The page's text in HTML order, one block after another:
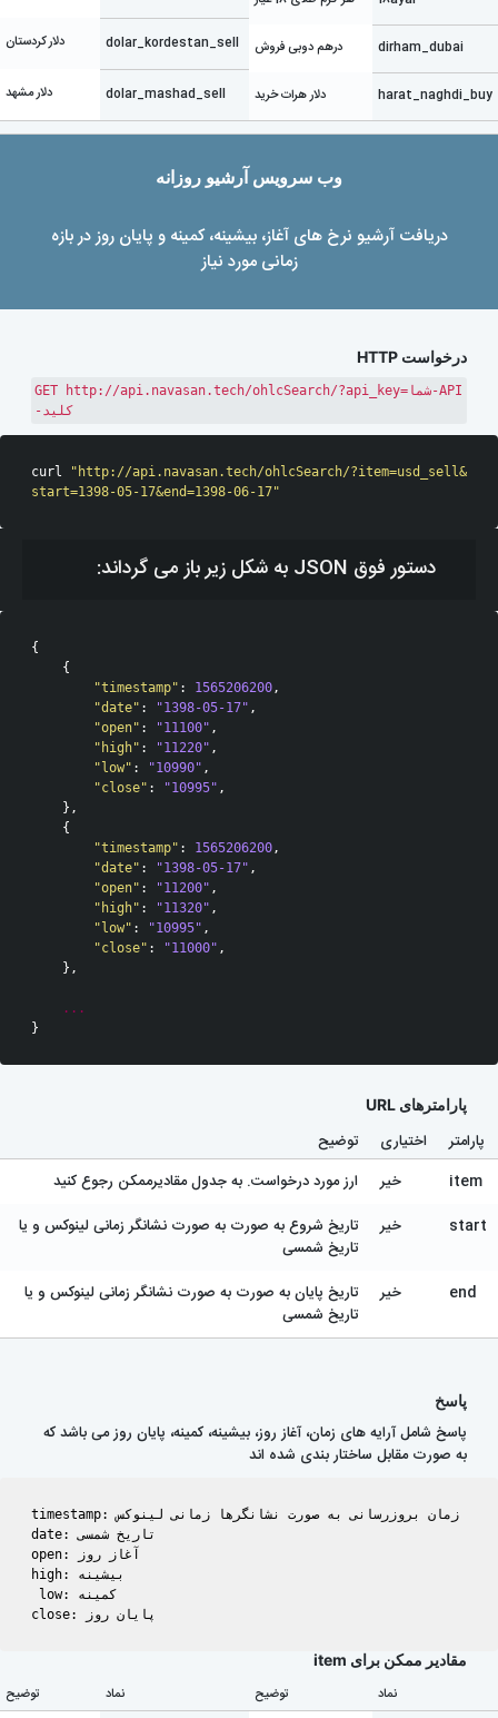
dirham_dubai درهم دوبی فروش
harat_naghdi_buy دلار هرات خرید
dolar_kordestan_sell دلار کردستان
dolar_mashad_sell دلار مشهد
وب سرویس آرشیو روزانه
دریافت آرشیو نرخ های آغاز، بیشینه، کمینه و پایان روز در بازه
زمانی مورد نیاز
درخواست HTTP
GET http://api.navasan.tech/ohlcSearch/?api_key=شما-API
-کلید
curl
"http://api.navasan.tech/ohlcSearch/?item=usd_sell&
start=1398-05-17&end=1398-06-17"
دستور فوق JSON به شکل زیر باز می گرداند:
{
{
"timestamp" : 1565206200,
"date" : "1398-05-17" ,
"open" : "11100" ,
"high" : "11220" ,
"low" : "10990" ,
"close" : "10995" ,
},
{
"timestamp" : 1565206200,
"date" : "1398-05-17" ,
"open" : "11200" ,
"high" : "11320" ,
"low" : "10995" ,
"close" : "11000" ,
},
...
}
پارامترهای URL
پارامتر اختیاری
توضیح
item
خیر
ارز مورد درخواست. به جدول مقادیرممکن رجوع کنید
start
خیر
تاریخ شروع به صورت به صورت نشانگر زمانی لینوکس و یا
تاریخ شمسی
end
خیر
تاریخ پایان به صورت به صورت نشانگر زمانی لینوکس و یا
تاریخ شمسی
پاسخ
پاسخ شامل آرایه های زمان، آغاز روز، بیشینه، کمینه، پایان روز می باشد که
به صورت مقابل ساختار بندی شده اند
timestamp: زمان بروزرسانی به صورت نشانگرها زمانی لینوکس
date: تاریخ شمسی
open: آغاز روز
high: بیشینه
low: کمینه
مقادیر ممکن برای item
نماد
توضیح
نماد
توضیح